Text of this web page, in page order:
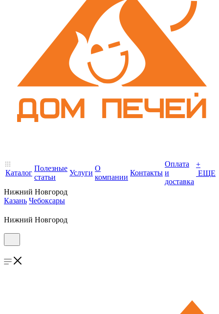
Каталог
Полезные
статьи
Услуги
О
компании
Контакты
Оплата
и
доставка
+
ЕЩЕ
Нижний Новгород
Казань Чебоксары
Нижний Новгород